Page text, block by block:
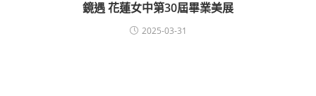
鏡遇 花蓮女中第30屆畢業美展
2025-03-31